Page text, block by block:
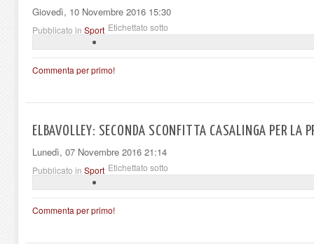
Giovedì, 10 Novembre 2016 15:30
Pubblicato in Sport Etichettato sotto
Commenta per primo!
ELBAVOLLEY: SECONDA SCONFITTA CASALINGA PER LA
Lunedì, 07 Novembre 2016 21:14
Pubblicato in Sport Etichettato sotto
Commenta per primo!